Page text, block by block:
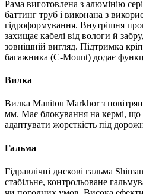
Рама виготовлена з алюмінію
баттинг труб і виконана з
гідроформування. Внутрішня
захищає кабелі від вологи й
зовнішній вигляд. Підтримка
багажника (C-Mount) додає
Вилка
Вилка Manitou Markhor з
мм. Має блокування на кермі, що
адаптувати жорсткість під
Гальма
Гідравлічні дискові гальма
стабільне, контрольоване